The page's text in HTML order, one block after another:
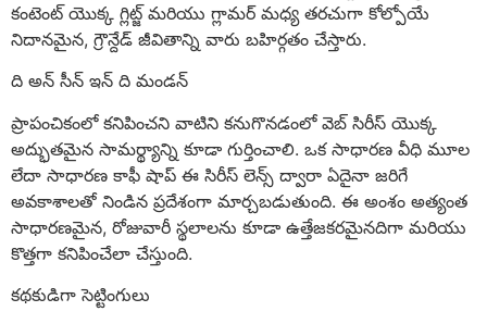
కంటెంట్ యొక్క గ్లిట్జ్ మరియు గ్లామర్ మధ్య తరచుగా కోల్పోయే
నిదానమైన, గ్రౌన్దేడ్ జీవితాన్ని వారు బహిర్గతం చేస్తారు.
ది అన్ సీన్ ఇన్ ది మండన్
ప్రాపంచికంలో కనిపించని వాటిని కనుగొనడంలో వెబ్ సిరీస్ యొక్క
అద్భుతమైన సామర్థ్యాన్ని కూడా గుర్తించాలి. ఒక సాధారణ వీధి మూల
లేదా సాధారణ కాఫీ షాప్ ఈ సిరీస్ లెన్స్ ద్వారా ఏదైనా జరిగే
అవకాశాలతో నిండిన ప్రదేశంగా మార్చబడుతుంది. ఈ అంశం అత్యంత
సాధారణమైన, రోజువారీ స్థలాలను కూడా ఉత్తేజకరమైనదిగా మరియు
కొత్తగా కనిపించేలా చేస్తుంది.
కథకుడిగా సెట్టింగులు